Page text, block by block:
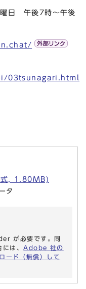
曜日 午後7時～午後
03tsunagari.html
式, 1.80MB)
タ
が必要です。同
は、 Adobe 社の
ード（無償）して